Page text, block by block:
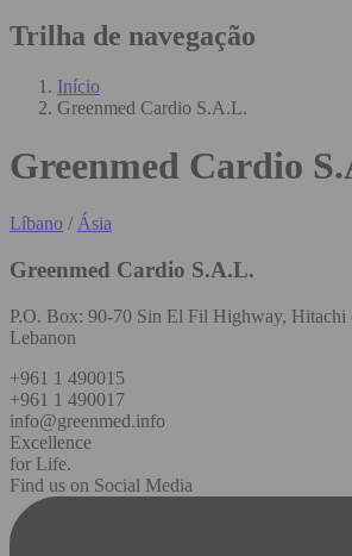
Trilha de navegação
Início
Greenmed Cardio S.A.L.
Greenmed Cardio
Líbano / Ásia
Greenmed Cardio S.A.L.
P.O. Box: 90-70 Sin El Fil Highway, Hitachi
Lebanon
+961 1 490015
+961 1 490017
info@greenmed.info
Excellence
for Life.
Find us on Social Media